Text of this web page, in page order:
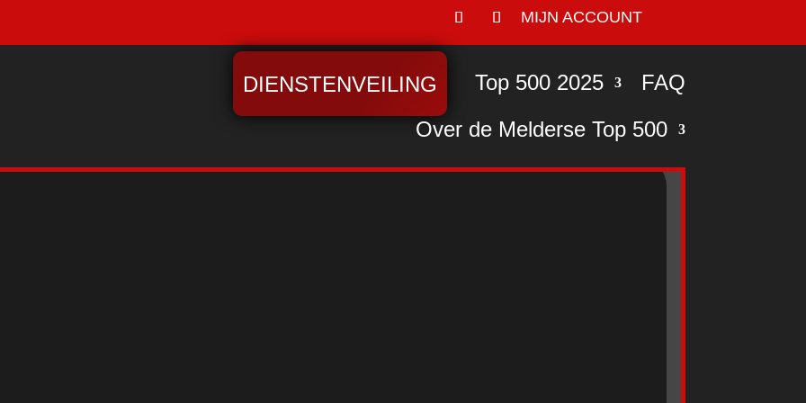
MIJN ACCOUNT
DIENSTENVEILING Top 500 2025
FAQ
Over de Melderse Top 500